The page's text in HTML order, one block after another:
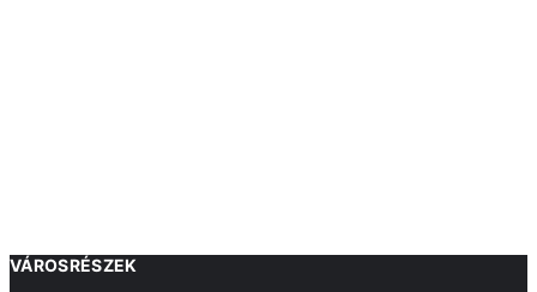
VÁROSRÉSZEK